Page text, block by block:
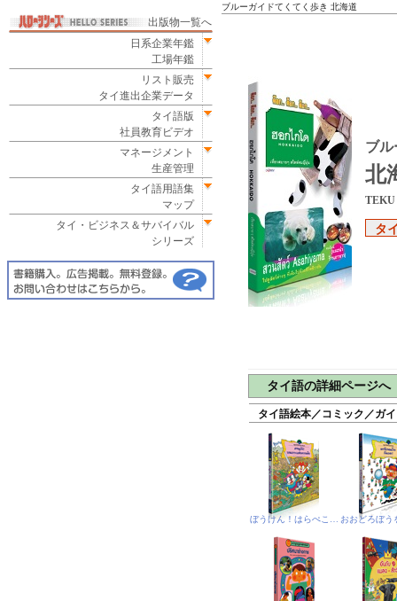
出版物一覧へ
日系企業年鑑
工場年鑑
リスト販売
タイ進出企業データ
タイ語版
社員教育ビデオ
マネージメント
生産管理
タイ語用語集
マップ
タイ・ビジネス＆サバイバル
シリーズ
ブルーガイドてくてく歩き 北海道
ブ
北
TEKU
タ
タイ語の詳細ページへ
タイ語絵本／コミック／ガ